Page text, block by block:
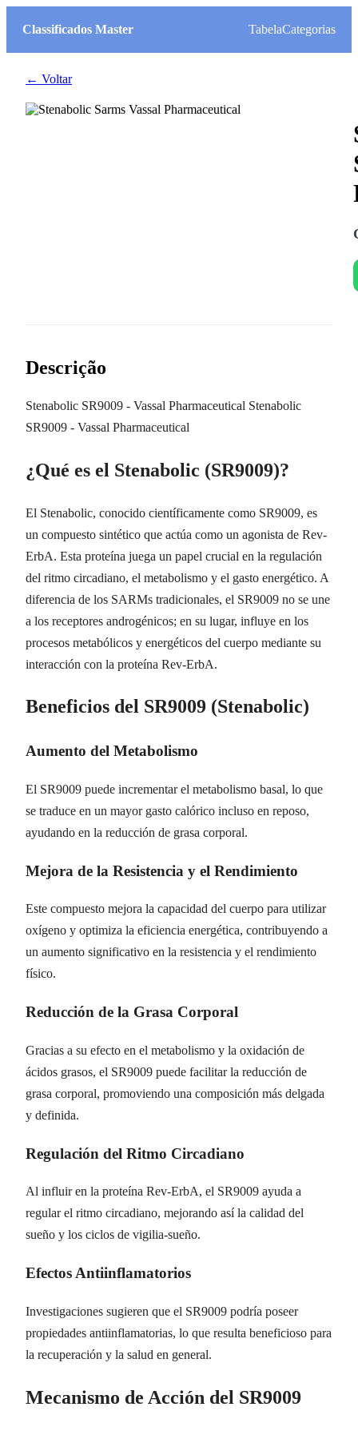
Classificados Master TabelaCategorias
← Voltar
Descrição
Stenabolic SR9009 - Vassal Pharmaceutical Stenabolic
SR9009 - Vassal Pharmaceutical
¿Qué es el Stenabolic (SR9009)?
El Stenabolic, conocido científicamente como SR9009, es
un compuesto sintético que actúa como un agonista de Rev-
ErbA. Esta proteína juega un papel crucial en la regulación
del ritmo circadiano, el metabolismo y el gasto energético. A
diferencia de los SARMs tradicionales, el SR9009 no se une
a los receptores androgénicos; en su lugar, influye en los
procesos metabólicos y energéticos del cuerpo mediante su
interacción con la proteína Rev-ErbA.
Beneficios del SR9009 (Stenabolic)
Aumento del Metabolismo
El SR9009 puede incrementar el metabolismo basal, lo que
se traduce en un mayor gasto calórico incluso en reposo,
ayudando en la reducción de grasa corporal.
Mejora de la Resistencia y el Rendimiento
Este compuesto mejora la capacidad del cuerpo para utilizar
oxígeno y optimiza la eficiencia energética, contribuyendo a
un aumento significativo en la resistencia y el rendimiento
físico.
Reducción de la Grasa Corporal
Gracias a su efecto en el metabolismo y la oxidación de
ácidos grasos, el SR9009 puede facilitar la reducción de
grasa corporal, promoviendo una composición más delgada
y definida.
Regulación del Ritmo Circadiano
Al influir en la proteína Rev-ErbA, el SR9009 ayuda a
regular el ritmo circadiano, mejorando así la calidad del
sueño y los ciclos de vigilia-sueño.
Efectos Antiinflamatorios
Investigaciones sugieren que el SR9009 podría poseer
propiedades antiinflamatorias, lo que resulta beneficioso para
la recuperación y la salud en general.
Mecanismo de Acción del SR9009